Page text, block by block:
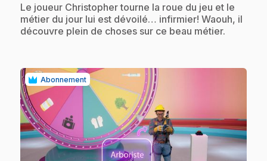
.Le joueur Christopher tourne la roue du jeu et le
métier du jour lui est dévoilé… infirmier! Waouh, il
découvre plein de choses sur ce beau métier.
Abonnement